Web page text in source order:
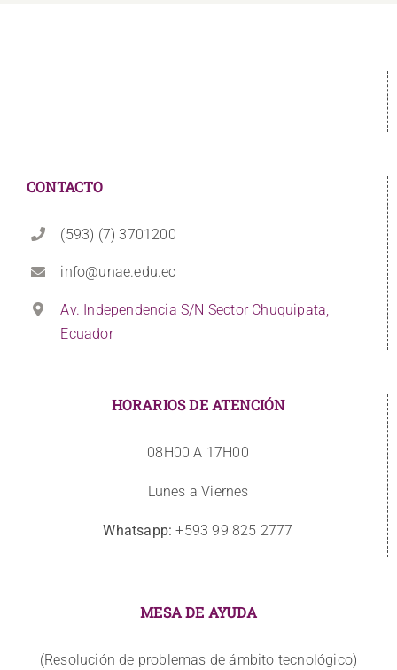
CONTACTO
(593) (7) 3701200
info@unae.edu.ec
Av. Independencia S/N Sector Chuquipata,
Ecuador
HORARIOS DE ATENCIÓN
08H00 A 17H00
Lunes a Viernes
Whatsapp: +593 99 825 2777
MESA DE AYUDA
(Resolución de problemas de ámbito tecnológico)